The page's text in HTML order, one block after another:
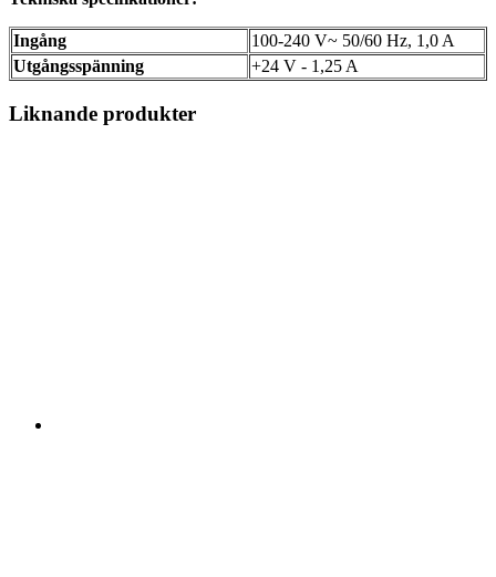
Ingång
100-240 V~ 50/60 Hz, 1,0 A
Utgångsspänning
+24 V - 1,25 A
Liknande produkter